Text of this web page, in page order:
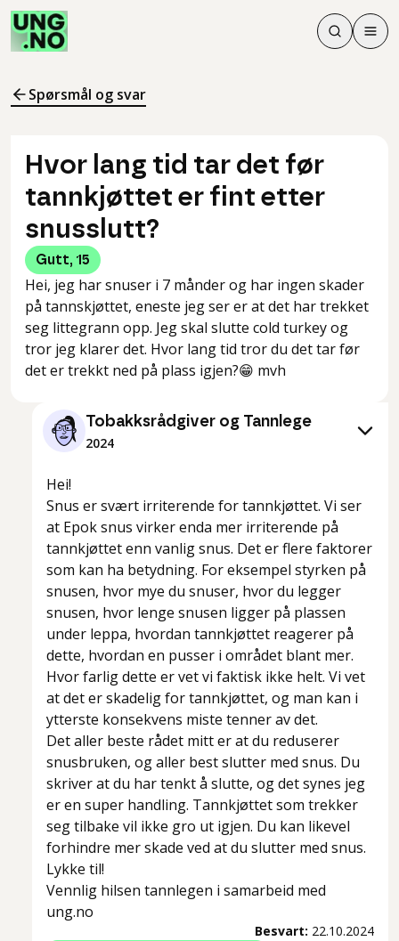
Søk
Søk
Meny
Spørsmål og svar
Hvor lang tid tar det før
tannkjøttet er fint etter
snusslutt?
Gutt, 15
Hei, jeg har snuser i 7 månder og har ingen skader
på tannskjøttet, eneste jeg ser er at det har trekket
seg littegrann opp. Jeg skal slutte cold turkey og
tror jeg klarer det. Hvor lang tid tror du det tar før
det er trekkt ned på plass igjen?😁 mvh
Tobakksrådgiver og Tannlege
2024
Hei!
Snus er svært irriterende for tannkjøttet. Vi ser
at Epok snus virker enda mer irriterende på
tannkjøttet enn vanlig snus. Det er flere faktorer
som kan ha betydning. For eksempel styrken på
snusen, hvor mye du snuser, hvor du legger
snusen, hvor lenge snusen ligger på plassen
under leppa, hvordan tannkjøttet reagerer på
dette, hvordan en pusser i området blant mer.
Hvor farlig dette er vet vi faktisk ikke helt. Vi vet
at det er skadelig for tannkjøttet, og man kan i
ytterste konsekvens miste tenner av det.
Det aller beste rådet mitt er at du reduserer
snusbruken, og aller best slutter med snus. Du
skriver at du har tenkt å slutte, og det synes jeg
er en super handling. Tannkjøttet som trekker
seg tilbake vil ikke gro ut igjen. Du kan likevel
forhindre mer skade ved at du slutter med snus.
Lykke til!
Vennlig hilsen tannlegen i samarbeid med
ung.no
Besvart: 22.10.2024